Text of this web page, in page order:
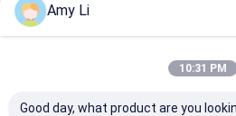
अनुशंसित उत्पाद
Amy Li
10:31 PM
Good day, what product are you